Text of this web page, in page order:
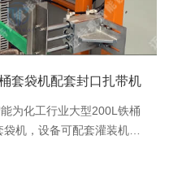
套袋机配套封口扎带机
为化工行业大型200L铁桶
机，设备可配套灌装机、
定制请联系1581753030